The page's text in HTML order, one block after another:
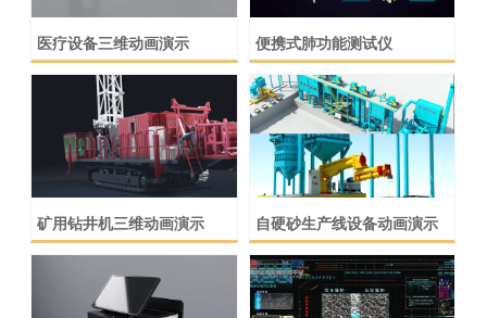
医疗设备三维动画演示 便携式肺功能测试仪
矿用钻井机三维动画演示 自硬砂生产线设备动画演示